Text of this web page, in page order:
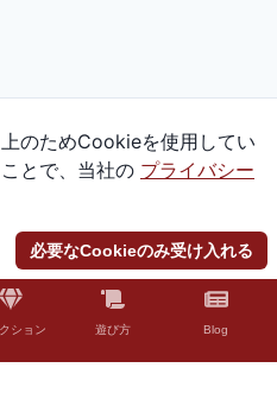
のためCookieを使用してい
とで、当社の プライバシー
必要なCookieのみ受け入れる
ション 遊び方 Blog